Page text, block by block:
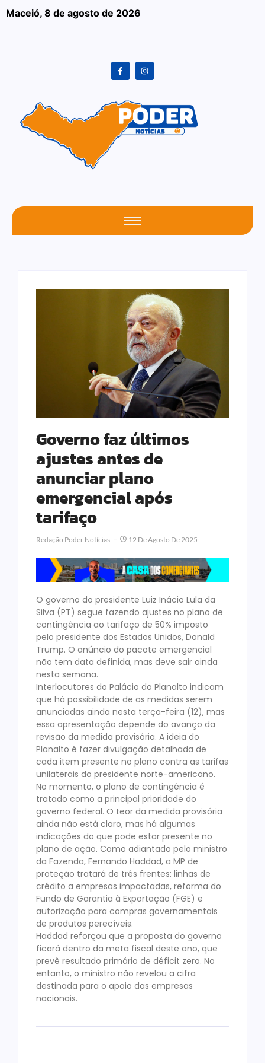
Maceió, 8 de agosto de 2026
Governo faz últimos
ajustes antes de
anunciar plano
emergencial após
tarifaço
Redação Poder Notícias 12 De Agosto De 2025
O governo do presidente Luiz Inácio Lula da
Silva (PT) segue fazendo ajustes no plano de
contingência ao tarifaço de 50% imposto
pelo presidente dos Estados Unidos, Donald
Trump. O anúncio do pacote emergencial
não tem data definida, mas deve sair ainda
nesta semana.
Interlocutores do Palácio do Planalto indicam
que há possibilidade de as medidas serem
anunciadas ainda nesta terça-feira (12), mas
essa apresentação depende do avanço da
revisão da medida provisória. A ideia do
Planalto é fazer divulgação detalhada de
cada item presente no plano contra as tarifas
unilaterais do presidente norte-americano.
No momento, o plano de contingência é
tratado como a principal prioridade do
governo federal. O teor da medida provisória
ainda não está claro, mas há algumas
indicações do que pode estar presente no
plano de ação. Como adiantado pelo ministro
da Fazenda, Fernando Haddad, a MP de
proteção tratará de três frentes: linhas de
crédito a empresas impactadas, reforma do
Fundo de Garantia à Exportação (FGE) e
autorização para compras governamentais
de produtos perecíveis.
Haddad reforçou que a proposta do governo
ficará dentro da meta fiscal deste ano, que
prevê resultado primário de déficit zero. No
entanto, o ministro não revelou a cifra
destinada para o apoio das empresas
nacionais.